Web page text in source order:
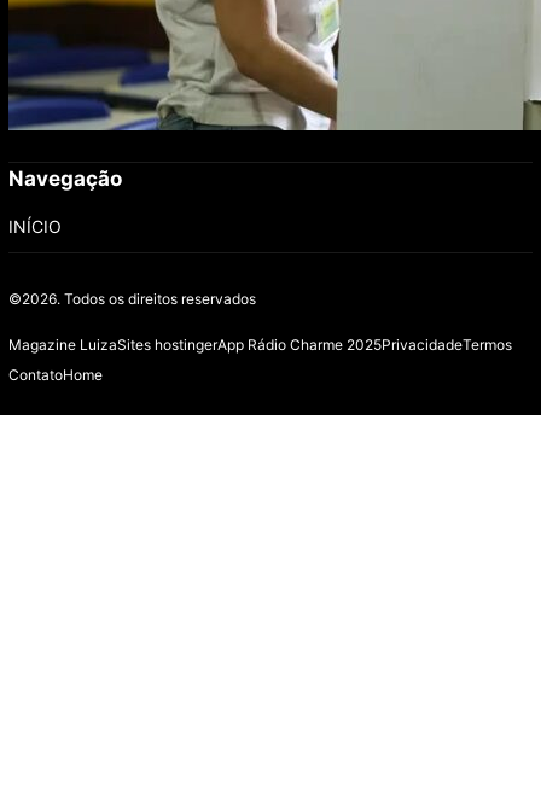
Navegação
INÍCIO
©2026. Todos os direitos reservados
Magazine LuizaSites hostingerApp Rádio Charme 2025PrivacidadeTermos
ContatoHome